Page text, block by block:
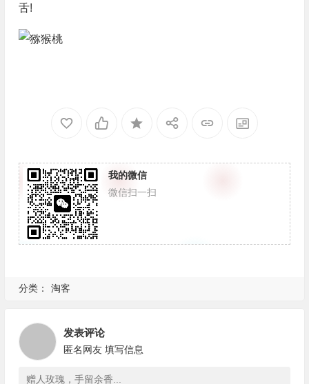
舌!
我的微信
微信扫一扫
分类： 淘客
发表评论
匿名网友 填写信息